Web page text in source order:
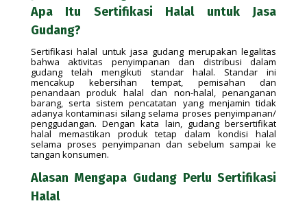
Apa Itu Sertifikasi Halal untuk Jasa
Gudang?
Sertifikasi halal untuk jasa gudang merupakan legalitas
bahwa aktivitas penyimpanan dan distribusi dalam
gudang telah mengikuti standar halal. Standar ini
mencakup kebersihan tempat, pemisahan dan
penandaan produk halal dan non-halal, penanganan
barang, serta sistem pencatatan yang menjamin tidak
adanya kontaminasi silang selama proses penyimpanan/
penggudangan. Dengan kata lain, gudang bersertifikat
halal memastikan produk tetap dalam kondisi halal
selama proses penyimpanan dan sebelum sampai ke
tangan konsumen.
Alasan Mengapa Gudang Perlu Sertifikasi
Halal